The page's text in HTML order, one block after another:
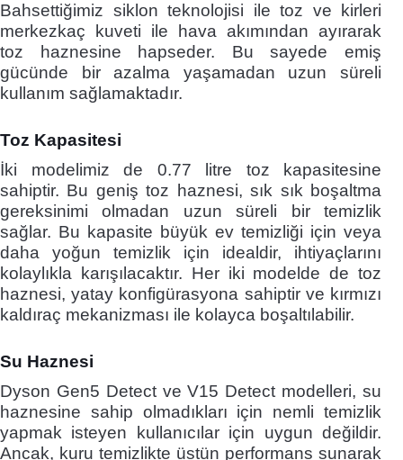
Bahsettiğimiz siklon teknolojisi ile toz ve kirleri
merkezkaç kuveti ile hava akımından ayırarak
toz haznesine hapseder. Bu sayede emiş
gücünde bir azalma yaşamadan uzun süreli
kullanım sağlamaktadır.
Toz Kapasitesi
İki modelimiz de 0.77 litre toz kapasitesine
sahiptir. Bu geniş toz haznesi, sık sık boşaltma
gereksinimi olmadan uzun süreli bir temizlik
sağlar. Bu kapasite büyük ev temizliği için veya
daha yoğun temizlik için idealdir, ihtiyaçlarını
kolaylıkla karışılacaktır. Her iki modelde de toz
haznesi, yatay konfigürasyona sahiptir ve kırmızı
kaldıraç mekanizması ile kolayca boşaltılabilir.
Su Haznesi
Dyson Gen5 Detect ve V15 Detect modelleri, su
haznesine sahip olmadıkları için nemli temizlik
yapmak isteyen kullanıcılar için uygun değildir.
Ancak, kuru temizlikte üstün performans sunarak